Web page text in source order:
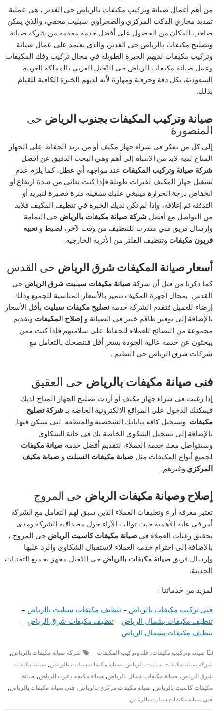
من أهم أعمال صيانة وتركيب مكيفات بالرياض حى الغدير ، هي عملية
تمديد مجاري الدكت المركزي والصحراوي سبليت مخفي، والذي يمكن
صاحب المكان من الحصول على أفضل خدمة مقدمة من شركة صيانة
وتصليح مكيفات بالرياض حى الغدير، والذي يعتمد على عمال صيانة
وتركيب مكيفات لديهم الخبرة الطويلة في مجال تركيب وفك المكيفات
وعمل صيانة مكيفات الرياض حى النّخيل الغربي بالمملكة العربية
السعودية، بكل دقة وحرفية ومهارة لأنه لديهم الخبرة الكافية للقيام
بذلك.
صيانة وتركيب المكيفات بجنوب الرياض حى
المنصورة
إلى كل من يفكر في شراء جهاز مكيف أو من يريد الحفاظ على الجهاز
المتاح لديه لابد من الانتباه إلى أهم وهي البحث الدقيق عن أفضل
شركة صيانة وتركيب المكيفات عند مواجهة أي عطل، كما يلزم عدم
تشغيل جهاز المكيف لفترات طويلة فإذا كنت تعاني من شدة ارتفاع أو
انخفاض درجة الحرارة فينبغي عليك تشغيله فترة قصيرة لتبريد أو
التدفئة ثم إغلاقه، وإذا لم تكن لديك الخبرة في تنظيف المكيف فلابد
من التواصل مع أفضل شركة صيانة مكيفات بالرياض حى اليمامة
وإرسال فريق فني متدرب للتنظيف من وقت لآخر، لضبط وتعبيه
فريون مكيفات وتنظيف الفلتر من الأتربة الخارجية.
أسعار صيانة المكيفات شرق الرياض حى القدس
كما ذكرنا من قبل أن شركةصيانة مكيفات سبليت شرق الرياض حى
القدس بمجال أجهزة المكيف تتميز بالأسعار المناسبة للجميع وذلك
إرضاء للعميل فتقدم الشركة خدمةتصليح مكيفات سبليت بأقل الأسعار
بالإضافة إلى توفير طاقم خبير في الصيانة وإصلاح المكيفات وتقديم
مجموعة من النصائح للعملاء للحفاظ على سلامتهم فإذا كنت ممن
يبحثون عن خدمة عالية الجودة بسعر أقل فننصحك بالتعامل مع
شركات شرق الرياض حى النظيم .
فنى صيانة مكيفات بالرياض حى العقيق
إذا رغبت في شراء جهاز مكيف أو أردت تصليح الجهاز المتاح لديك
فيمكنك الدخول على المواقع الالكترونية الخاصة بـ شركة تصليح
مكيفات وتسجيل كافة بياناتك الشخصية والمنطقة التي تسكن فيها
بالإضافة إلى تسجيل الشكوى الخاصة بك في خانة الشكاوى
وستتواصل معك خدمة العملاء، لتقديم أفضل خدمةصيانة مكيفات
لجميع أنواع المكيفات مثلصيانة مكيفات السبلت وصيانة مكيف
المركزي وغيرهم.
إصلاح وصيانة مكيفات الرياض حى المروج
تعتبر معرفة أراء وتعليقات العملاء الذين سبق لهم التعامل مع الشركة
أمر في غاية الأهمية حيث توالت الآراء حول مصداقية الشركة ومدى
تحقيق رغبات العملاء فيصيانة مكيفات كاسيت الرياض حى المروج ،
بالإضافة إلى احترام خدمة العملاء لاستقبال الشكاوى والرد عليها
وإرسال فريقصيانة مكيفات بالرياض حى النّخيل مجهز بجميع التقنيات
الحديثة.
لمزيد من خدماتنا :-
فنى تركيب مكيفات بالرياض –تنظيف مكيفات سبليت بالرياض –
تنظيف مكيفات بشمال الرياض –تنظيف مكيفات شرق الرياض –
تنظيف مكيفات بشمال الرياض
صيانه وتركيب مكيفات, فك وتركيب المكيفات شركة صيانة مكيفات بالرياض,
شركة صيانة مكيفات سبليت بالرياض,صيانة مكيفات سبليت بالرياض,صيانة مكيفات
شرق الرياض,صيانة مكيفات شمال بالرياض,صيانة مكيفات غرب الرياض,صيانة
مكيفات كاسيت بالرياض,صيانة مكيفات مركزى بالرياض, فني صيانة مكيفات بالرياض,
فني صيانة مكيفات سبليت بالرياض